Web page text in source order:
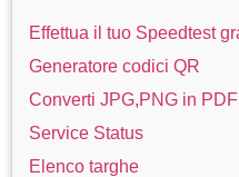
Effettua il tuo Speedtest
Generatore codici QR
Converti JPG,PNG in PDF
Service Status
Elenco targhe